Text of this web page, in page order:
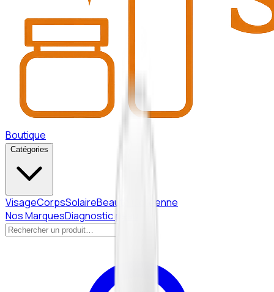
Boutique
Catégories
VisageCorpsSolaireBeauté Coréenne
Nos MarquesDiagnostic peau